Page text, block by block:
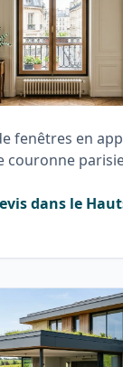
fenêtres en
couronne
dans le